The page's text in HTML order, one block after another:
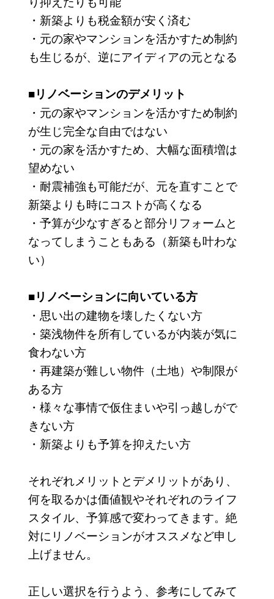
・新築よりも税金額が安く済む
・元の家やマンションを活かすため制約
も生じるが、逆にアイディアの元となる
■リノベーションのデメリット
・元の家やマンションを活かすため制約
が生じ完全な自由ではない
・元の家を活かすため、大幅な面積増は
望めない
・耐震補強も可能だが、元を直すことで
新築よりも時にコストが高くなる
・予算が少なすぎると部分リフォームと
なってしまうこともある（新築も叶わな
い）
■リノベーションに向いている方
・思い出の建物を壊したくない方
・築浅物件を所有しているが内装が気に
食わない方
・再建築が難しい物件（土地）や制限が
ある方
・様々な事情で仮住まいや引っ越しがで
きない方
・新築よりも予算を抑えたい方
それぞれメリットとデメリットがあり、
何を取るかは価値観やそれぞれのライフ
スタイル、予算感で変わってきます。絶
対にリノベーションがオススメなど申し
上げません。
正しい選択を行うよう、参考にしてみて